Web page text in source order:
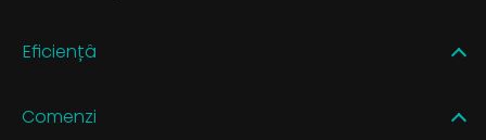
Eficiențâ
Comenzi